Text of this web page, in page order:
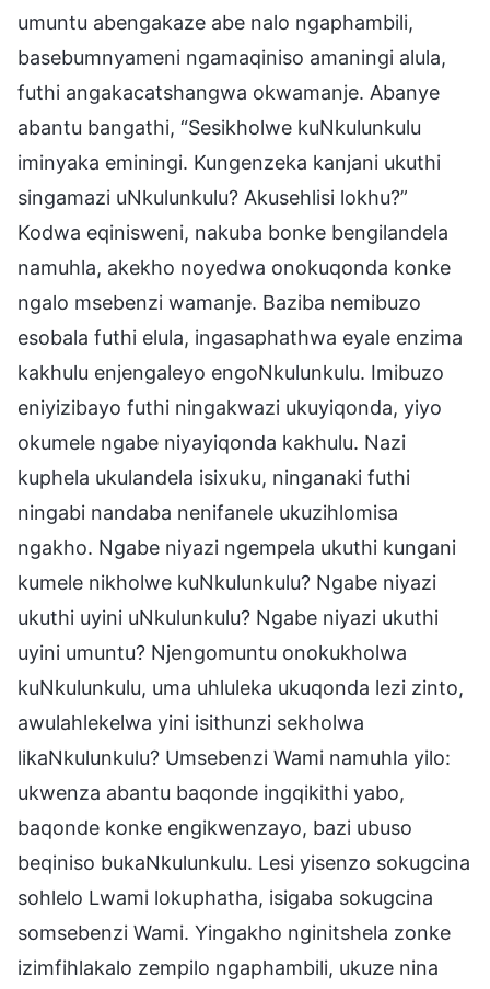
umuntu abengakaze abe nalo ngaphambili,
basebumnyameni ngamaqiniso amaningi alula,
futhi angakacatshangwa okwamanje. Abanye
abantu bangathi, “Sesikholwe kuNkulunkulu
iminyaka eminingi. Kungenzeka kanjani ukuthi
singamazi uNkulunkulu? Akusehlisi lokhu?”
Kodwa eqinisweni, nakuba bonke bengilandela
namuhla, akekho noyedwa onokuqonda konke
ngalo msebenzi wamanje. Baziba nemibuzo
esobala futhi elula, ingasaphathwa eyale enzima
kakhulu enjengaleyo engoNkulunkulu. Imibuzo
eniyizibayo futhi ningakwazi ukuyiqonda, yiyo
okumele ngabe niyayiqonda kakhulu. Nazi
kuphela ukulandela isixuku, ninganaki futhi
ningabi nandaba nenifanele ukuzihlomisa
ngakho. Ngabe niyazi ngempela ukuthi kungani
kumele nikholwe kuNkulunkulu? Ngabe niyazi
ukuthi uyini uNkulunkulu? Ngabe niyazi ukuthi
uyini umuntu? Njengomuntu onokukholwa
kuNkulunkulu, uma uhluleka ukuqonda lezi zinto,
awulahlekelwa yini isithunzi sekholwa
likaNkulunkulu? Umsebenzi Wami namuhla yilo:
ukwenza abantu baqonde ingqikithi yabo,
baqonde konke engikwenzayo, bazi ubuso
beqiniso bukaNkulunkulu. Lesi yisenzo sokugcina
sohlelo Lwami lokuphatha, isigaba sokugcina
somsebenzi Wami. Yingakho nginitshela zonke
izimfihlakalo zempilo ngaphambili, ukuze nina